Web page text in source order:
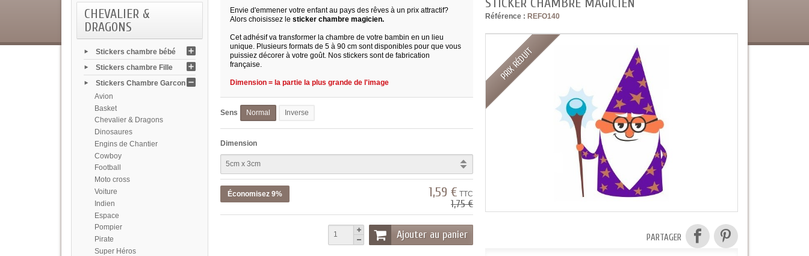
CHEVALIER &
DRAGONS
Stickers chambre bébé
Stickers chambre Fille
Stickers Chambre Garcon
Avion
Basket
Chevalier & Dragons
Dinosaures
Engins de Chantier
Cowboy
Football
Moto cross
Voiture
Indien
Espace
Pompier
Pirate
Super Héros
STICKER CHAMBRE MAGICIEN
Référence : REFO140
PRIX RÉDUIT
PARTAGER
Envie d'emmener votre enfant au pays des rêves à un prix attractif?
Alors choisissez lesticker chambre magicien.
Cet adhésif va transformer la chambre de votre bambin en un lieu
unique. Plusieurs formats de 5 à 90 cm sont disponibles pour que vous
puissiez décorer à votre goût. Nos stickers sont de fabrication
française.
Dimension = la partie la plus grande de l'image
Sens Normal Inverse
Dimension
Économisez 9% 1,59 € TTC
1,75 €
Ajouter au panier